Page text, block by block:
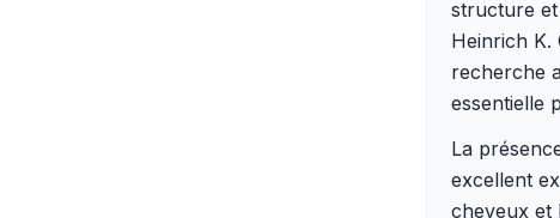
structure et
Heinrich K.
recherche
essentielle
La
excellent
cheveux et